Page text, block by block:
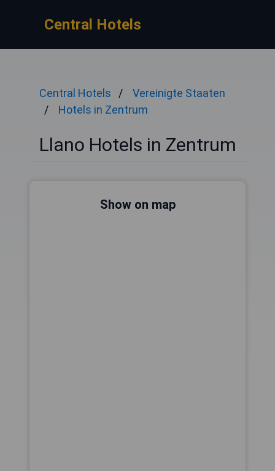
Central Hotels
Central Hotels
Vereinigte Staaten
Hotels in Zentrum
Llano Hotels in Zentrum
Show on map